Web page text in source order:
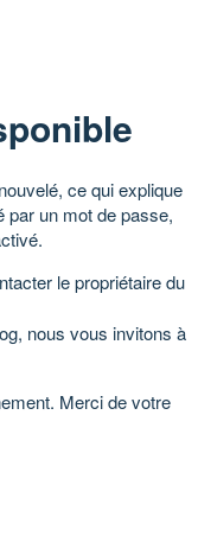
ce qui explique
par un mot de passe,
le propriétaire du
nous vous invitons à
Merci de votre